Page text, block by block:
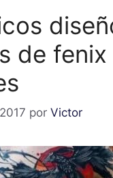
de fenix
por Victor